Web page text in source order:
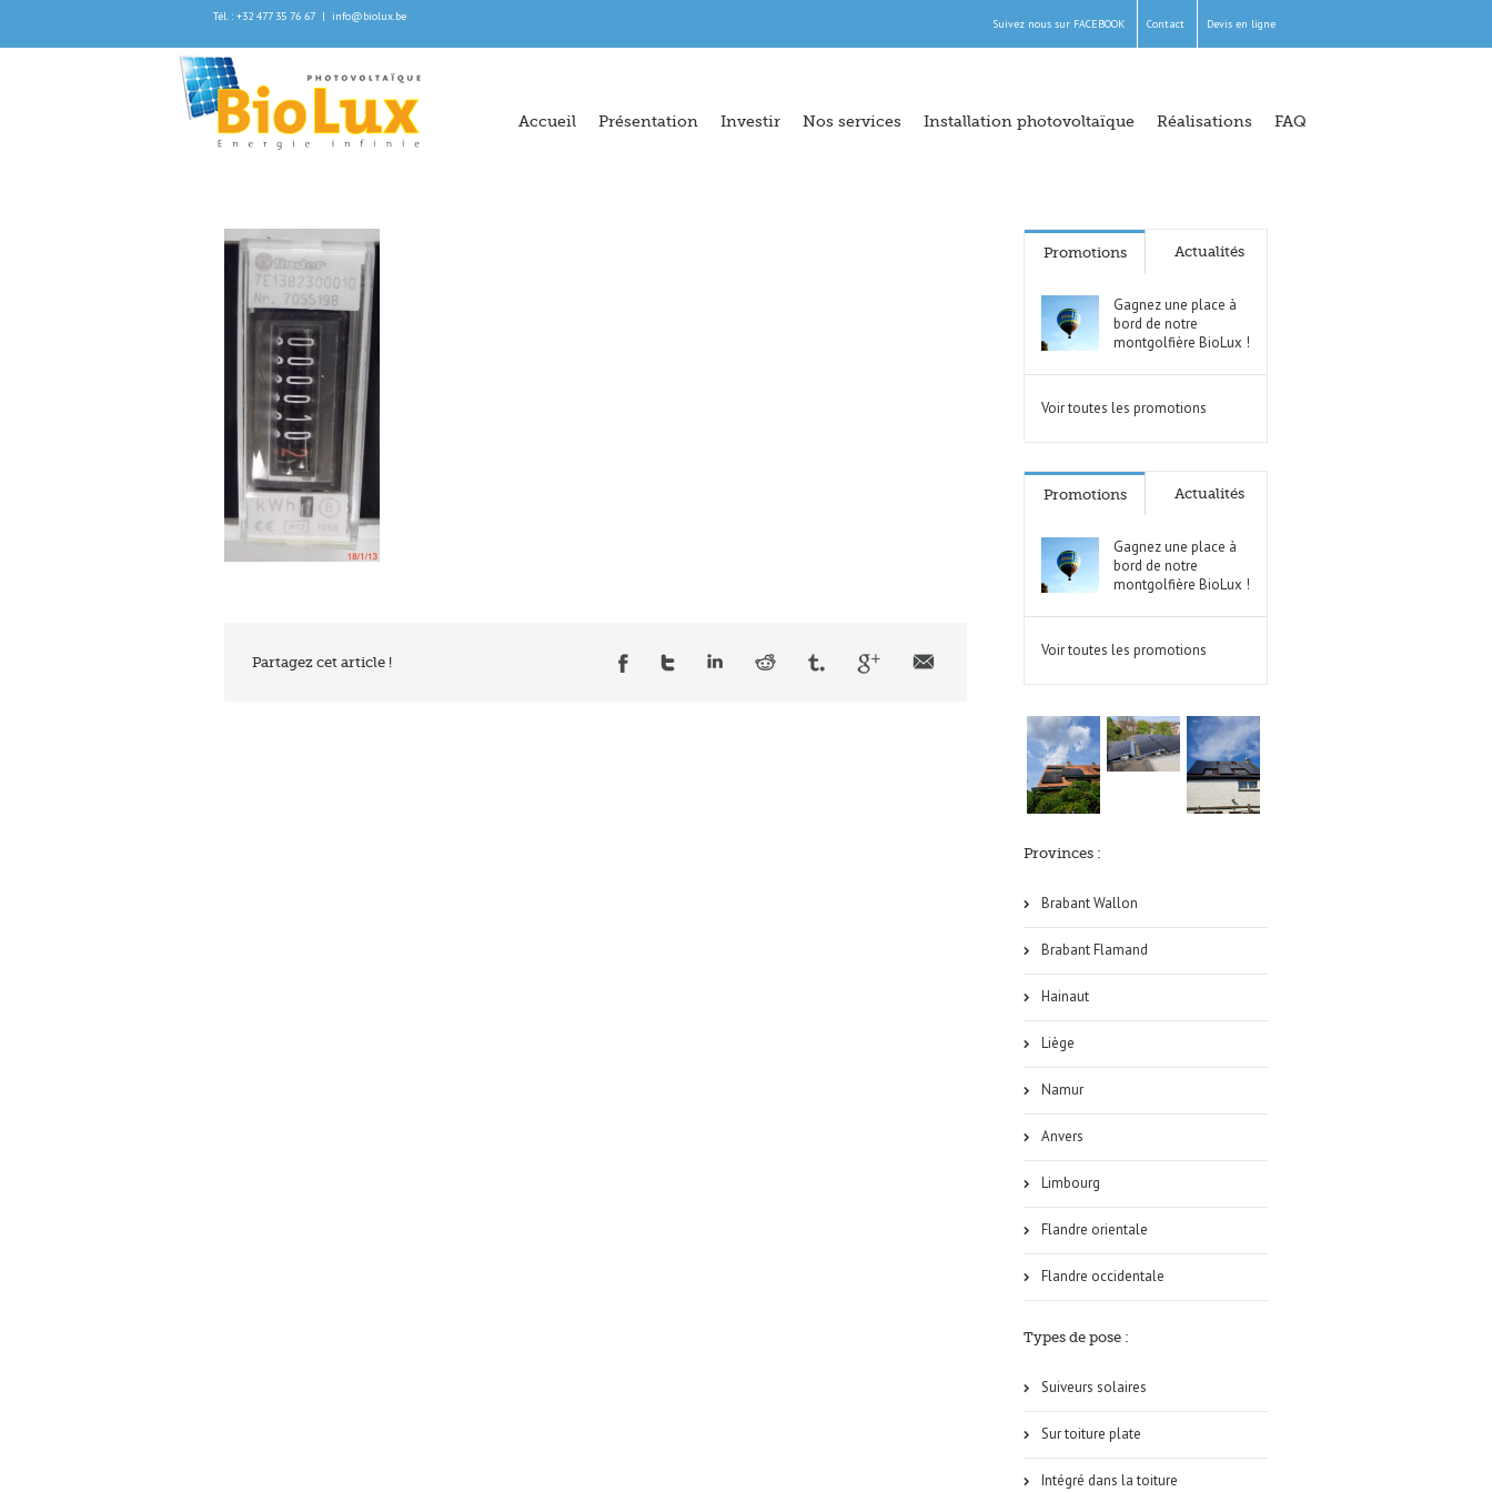
Tél. : +32 477 35 76 67 | info@biolux.be
Suivez nous sur FACEBOOK Contact Devis en ligne
Accueil Présentation Investir Nos services Installation photovoltaïque Réalisations FAQ
Partagez cet article !
Promotions Actualités
Gagnez une place à
bord de notre
montgolfière BioLux !
Voir toutes les promotions
Promotions Actualités
Gagnez une place à
bord de notre
montgolfière BioLux !
Voir toutes les promotions
Provinces :
Brabant Wallon
Brabant Flamand
Hainaut
Liège
Namur
Anvers
Limbourg
Flandre orientale
Flandre occidentale
Types de pose :
Suiveurs solaires
Sur toiture plate
Intégré dans la toiture